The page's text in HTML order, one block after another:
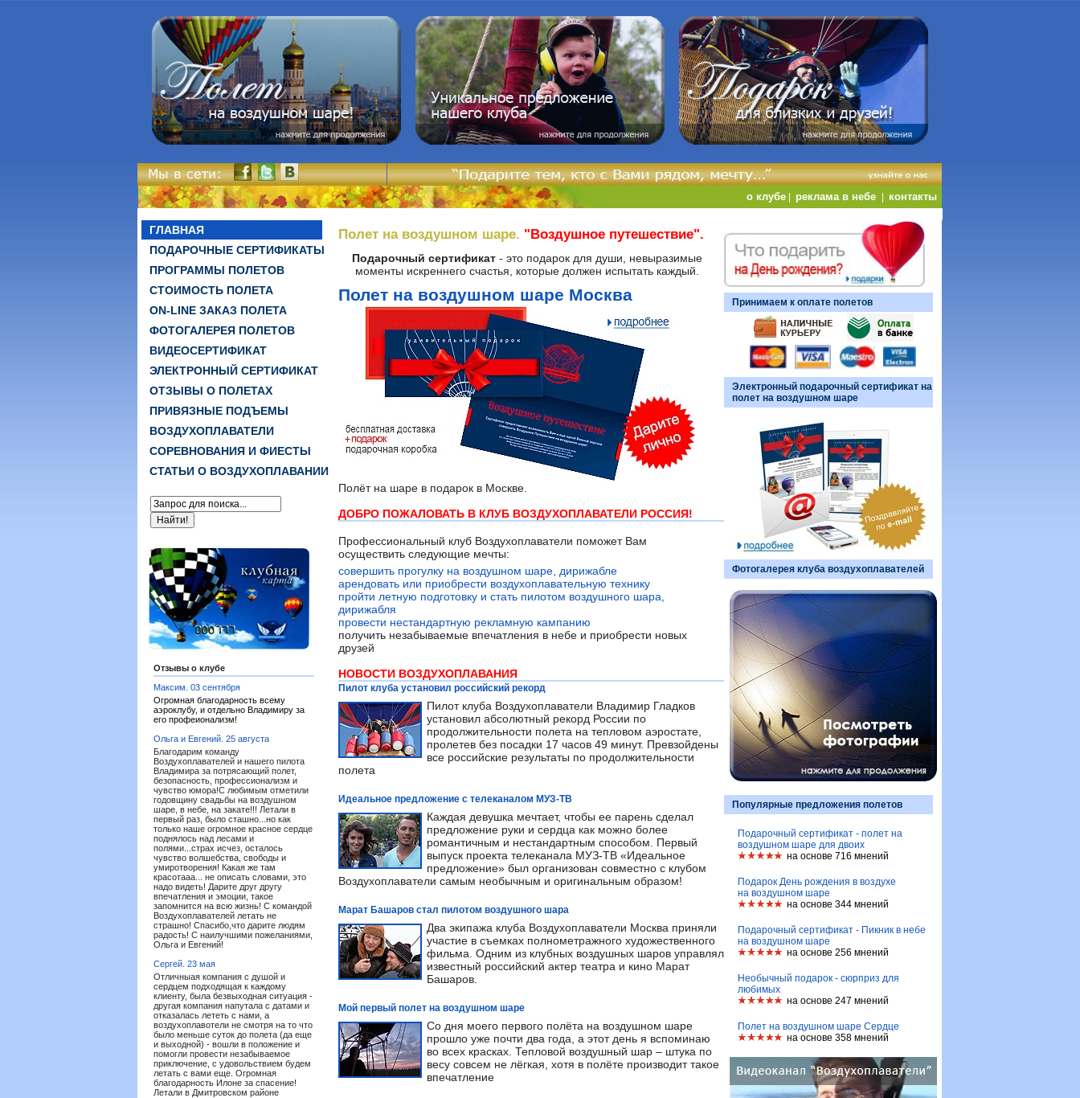
о клубе реклама в небе контакты
ГЛАВНАЯ
ПОДАРОЧНЫЕ СЕРТИФИКАТЫ
ПРОГРАММЫ ПОЛЕТОВ
СТОИМОСТЬ ПОЛЕТА
ON-LINE ЗАКАЗ ПОЛЕТА
ФОТОГАЛЕРЕЯ ПОЛЕТОВ
ВИДЕОСЕРТИФИКАТ
ЭЛЕКТРОННЫЙ СЕРТИФИКАТ
ОТЗЫВЫ О ПОЛЕТАХ
ПРИВЯЗНЫЕ ПОДЪЕМЫ
ВОЗДУХОПЛАВАТЕЛИ
СОРЕВНОВАНИЯ И ФИЕСТЫ
СТАТЬИ О ВОЗДУХОПЛАВАНИИ
Отзывы о клубе
Максим. 03 сентября
Огромная благодарность всему
аэроклубу, и отдельно Владимиру за
его профеионализм!
Ольга и Евгений. 25 августа
Благодарим команду
Воздухоплавателей и нашего пилота
Владимира за потрясающий полет,
безопасность, профессионализм и
чувство юмора!С любимым отметили
годовщину свадьбы на воздушном
шаре, в небе, на закате!!! Летали в
первый раз, было сташно...но как
только наше огромное красное сердце
поднялось над лесами и
полями...страх исчез, осталось
чувство волшебства, свободы и
умиротворения! Какая же там
красотааа... не описать словами, это
надо видеть! Дарите друг другу
впечатления и эмоции, такое
запомнится на всю жизнь! С командой
Воздухоплавателей летать не
страшно! Спасибо,что дарите людям
радость! С наилучшими пожеланиями,
Ольга и Евгений!
Сергей. 23 мая
Отличныая компания с душой и
сердцем подходящая к каждому
клиенту, была безвыходная ситуация -
другая компания напутала с датами и
отказалась лететь с нами, а
воздухоплавотели не смотря на то что
было меньше суток до полета (да еще
и выходной) - вошли в положение и
помогли провести незабываемое
приключение, с удовольствием будем
летать с вами еще. Огромная
благодарность Илоне за спасение!
Летали в Дмитровском районе
Полет на воздушном шаре. "Воздушное путешествие".
Подарочный сертификат - это подарок для души, невыразимые
моменты искреннего счастья, которые должен испытать каждый.
Полет на воздушном шаре Москва
Полёт на шаре в подарок в Москве.
ДОБРО ПОЖАЛОВАТЬ В КЛУБ ВОЗДУХОПЛАВАТЕЛИ РОССИЯ!
Профессиональный клуб Воздухоплаватели поможет Вам
осуществить следующие мечты:
совершить прогулку на воздушном шаре, дирижабле
арендовать или приобрести воздухоплавательную технику
пройти летную подготовку и стать пилотом воздушного шара,
дирижабля
провести нестандартную рекламную кампанию
получить незабываемые впечатления в небе и приобрести новых
друзей
НОВОСТИ ВОЗДУХОПЛАВАНИЯ
Пилот клуба установил российский рекорд
Пилот клуба Воздухоплаватели Владимир Гладков
установил абсолютный рекорд России по
продолжительности полета на тепловом аэростате,
пролетев без посадки 17 часов 49 минут. Превзойдены
все российские результаты по продолжительности
полета
Идеальное предложение с телеканалом МУЗ-ТВ
Каждая девушка мечтает, чтобы ее парень сделал
предложение руки и сердца как можно более
романтичным и нестандартным способом. Первый
выпуск проекта телеканала МУЗ-ТВ «Идеальное
предложение» был организован совместно с клубом
Воздухоплаватели самым необычным и оригинальным образом!
Марат Башаров стал пилотом воздушного шара
Два экипажа клуба Воздухоплаватели Москва приняли
участие в съемках полнометражного художественного
фильма. Одним из клубных воздушных шаров управлял
известный российский актер театра и кино Марат
Башаров.
Мой первый полет на воздушном шаре
Со дня моего первого полёта на воздушном шаре
прошло уже почти два года, а этот день я вспоминаю
во всех красках. Тепловой воздушный шар – штука по
весу совсем не лёгкая, хотя в полёте производит такое
впечатление
Принимаем к оплате полетов
Электронный подарочный сертификат на
полет на воздушном шаре
Фотогалерея клуба воздухоплавателей
Популярные предложения полетов
Подарочный сертификат - полет на
воздушном шаре для двоих
на основе 716 мнений
Подарок День рождения в воздухе
на воздушном шаре
на основе 344 мнений
Подарочный сертификат - Пикник в небе
на воздушном шаре
на основе 256 мнений
Необычный подарок - сюрприз для
любимых
на основе 247 мнений
Полет на воздушном шаре Сердце
на основе 358 мнений